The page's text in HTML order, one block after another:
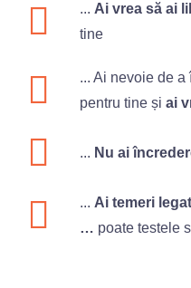
... Ai vrea să ai
tine
... Ai nevoie de
pentru tine și ai
... Nu ai
... Ai temeri
… poate testele